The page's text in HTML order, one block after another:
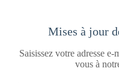
Mises à jour
Saisissez votre adresse
vous à